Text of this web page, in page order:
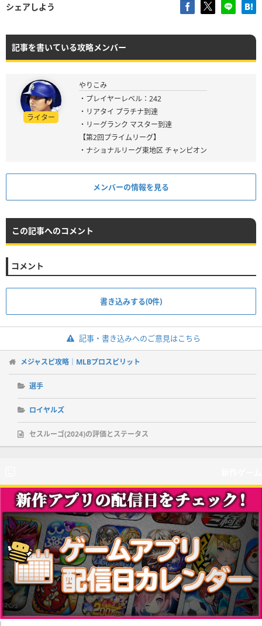
シェアしよう
記事を書いている攻略メンバー
ライター
やりこみ
・プレイヤーレベル：242
・リアタイ プラチナ到達
・リーグランク マスター到達
【第2回プライムリーグ】
・ナショナルリーグ東地区 チャンピオン
メンバーの情報を見る
この記事へのコメント
コメント
書き込みする(0件)
記事・書き込みへのご意見はこちら
メジャスピ攻略｜MLBプロスピリット
選手
ロイヤルズ
セスルーゴ(2024)の評価とステータス